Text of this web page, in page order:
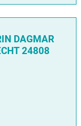
DAGMAR
24808